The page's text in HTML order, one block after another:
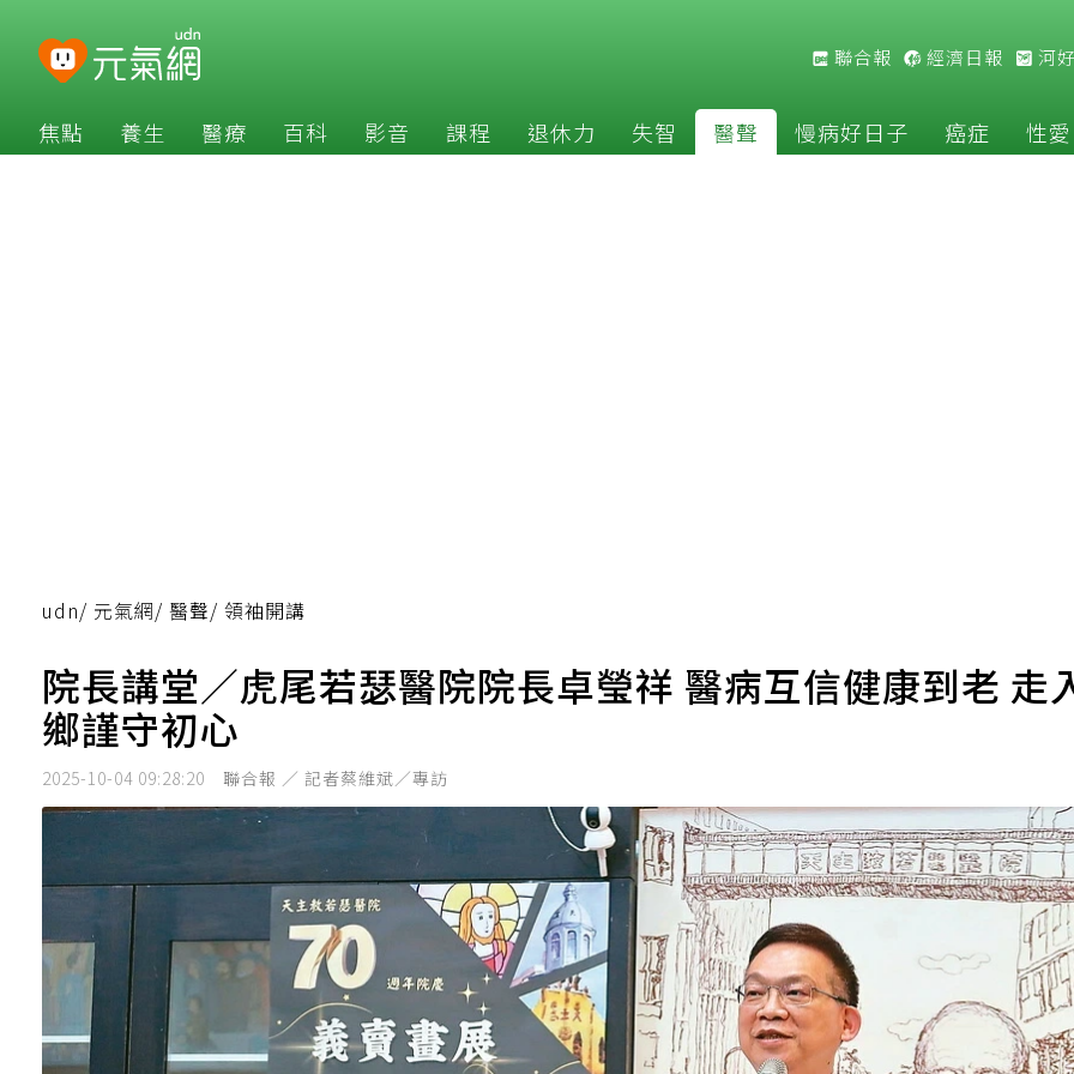
聯合報 經濟日報 河
焦點 養生 醫療 百科 影音 課程 退休力 失智 醫聲 慢病好日子 癌症 性愛
udn/ 元氣網/ 醫聲/ 領袖開講
院長講堂／虎尾若瑟醫院院長卓瑩祥 醫病互信健康到老 走
鄉謹守初心
2025-10-04 09:28:20 聯合報 ／ 記者蔡維斌／專訪